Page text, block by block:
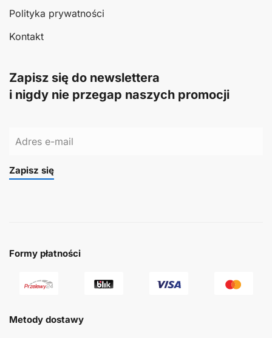
Polityka prywatności
Kontakt
Zapisz się do newslettera
i nigdy nie przegap naszych promocji
Zapisz się
Formy płatności
Metody dostawy